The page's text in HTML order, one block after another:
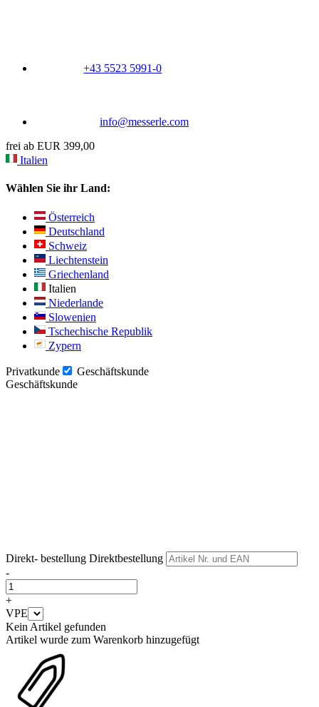
+43 5523 5991-0
info@messerle.com
frei ab EUR 399,00
Italien
Wählen Sie ihr Land:
Österreich
Deutschland
Schweiz
Liechtenstein
Griechenland
Italien
Niederlande
Slowenien
Tschechische Republik
Zypern
Privatkunde
Geschäftskunde
Geschäftskunde
Direkt- bestellung Direktbestellung
-
+
VPE
Kein Artikel gefunden
Artikel wurde zum Warenkorb hinzugefügt